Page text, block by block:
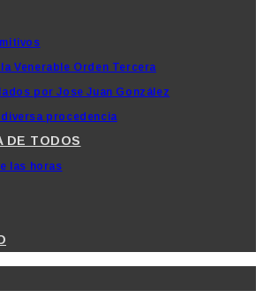
Venerable Orden Tercera
por Jose Juan González
diversa procedencia
DE TODOS
las horas